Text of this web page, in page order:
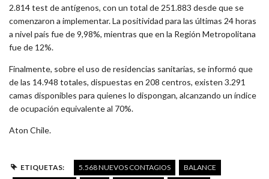
2.814 test de antígenos, con un total de 251.883 desde que se
comenzaron a implementar. La positividad para las últimas 24 horas
a nivel país fue de 9,98%, mientras que en la Región Metropolitana
fue de 12%.
Finalmente, sobre el uso de residencias sanitarias, se informó que
de las 14.948 totales, dispuestas en 208 centros, existen 3.291
camas disponibles para quienes lo dispongan, alcanzando un índice
de ocupación equivalente al 70%.
Aton Chile.
ETIQUETAS: 5.568 NUEVOS CONTAGIOS
BALANCE